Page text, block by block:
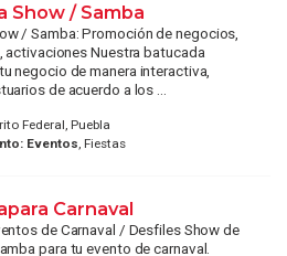
Show / Samba
/ Samba: Promoción de negocios,
activaciones Nuestra batucada
negocio de manera interactiva,
de acuerdo a los ...
Federal, Puebla
Eventos , Fiestas
Carnaval
de Carnaval / Desfiles Show de
para tu evento de carnaval.